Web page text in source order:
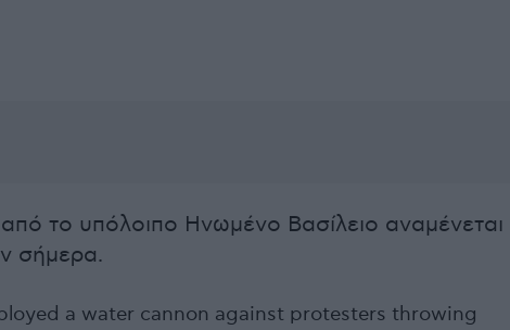
από το υπόλοιπο Ηνωμένο Βασίλειο αναμένεται
σήμερα.
a water cannon against protesters throwing